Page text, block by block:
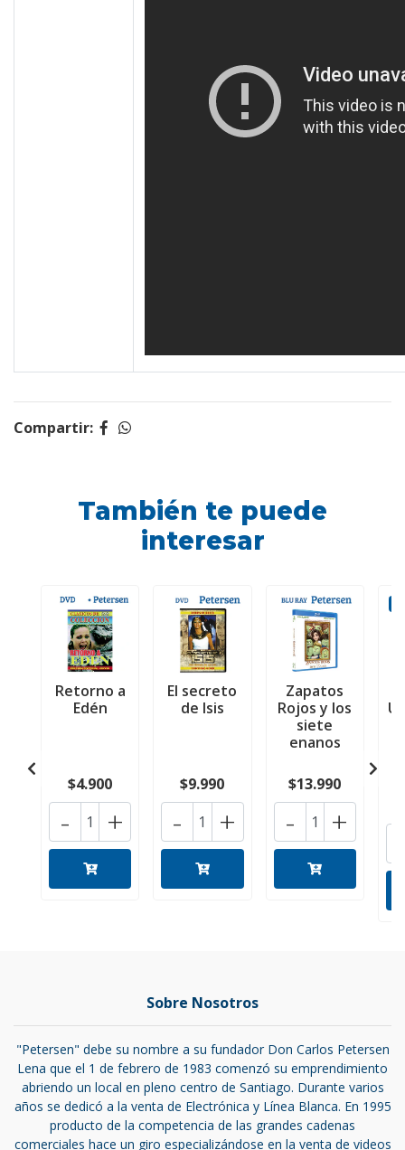
Compartir:
También te puede
interesar
Retorno a
Edén
$4.900
+
-
El secreto
de Isis
$9.990
+
-
Zapatos
Rojos y los
siete
enanos
$13.990
+
-
Sobre Nosotros
"Petersen" debe su nombre a su fundador Don Carlos Petersen
Lena que el 1 de febrero de 1983 comenzó su emprendimiento
abriendo un local en pleno centro de Santiago. Durante varios
años se dedicó a la venta de Electrónica y Línea Blanca. En 1995
producto de la competencia de las grandes cadenas
comerciales hace un giro especializándose en la venta de videos